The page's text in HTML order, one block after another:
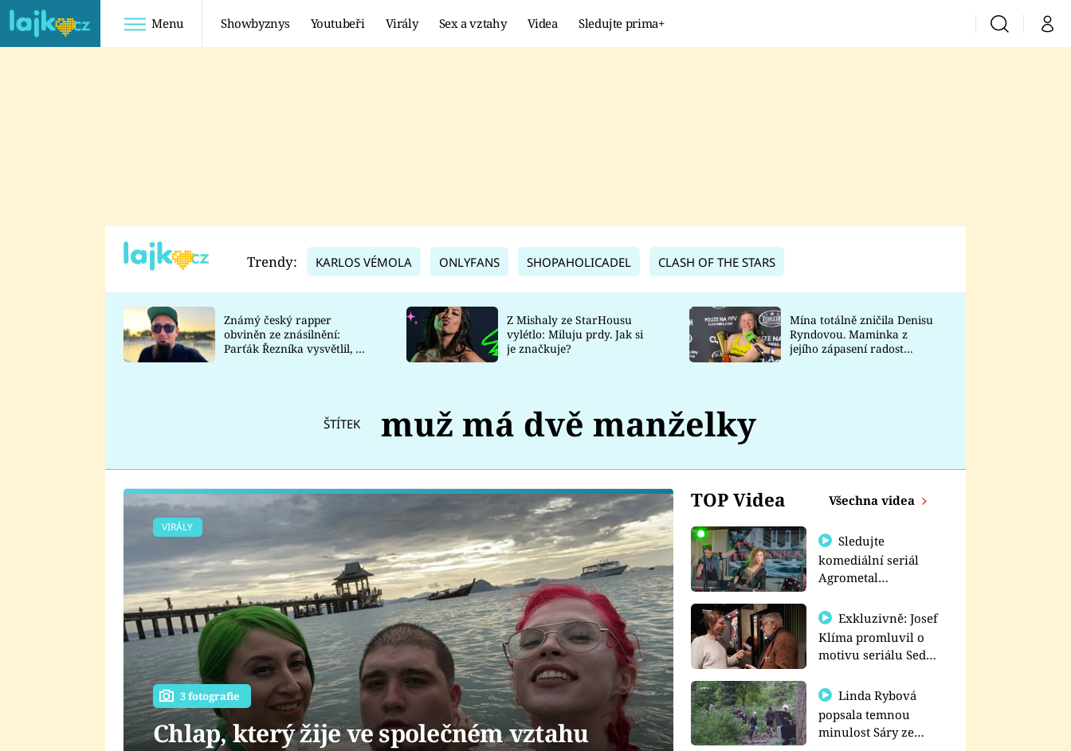
Menu Showbyznys Youtubeři Virály Sex a vztahy Videa Sledujte prima+ VyhledáváníMůj
TADEÁŠ KUBĚNKA
DATEL
Prima Lajk
Sledujte nás
Trendy: KARLOS VÉMOLA ONLYFANS SHOPAHOLICADEL CLASH OF THE STARS
Známý český rapper
obviněn ze znásilnění:
Parťák Řezníka vysvětlil, co
Z Mishaly ze StarHousu
vylétlo: Miluju prdy. Jak si
je značkuje?
Mína totálně zničila Denisu
Ryndovou. Maminka z
jejího zápasení radost
ŠTÍTEK muž má dvě manželky
TOP Videa Všechna videa
Sledujte
komediální seriál
Agrometal
prima+
Exkluzivně: Josef
Klíma promluvil o
motivu seriálu Sedm
Linda Rybová
popsala temnou
minulost Sáry ze
VIRÁLY
3 fotografie
Chlap, který žije ve společném vztahu